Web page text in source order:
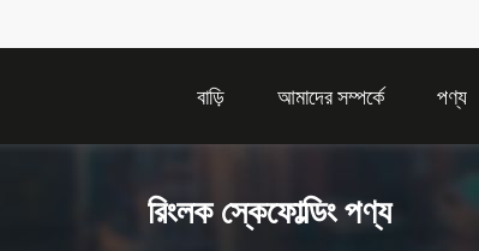
বাড়ি আমাদের সম্পর্কে পণ্য
রিংলক স্কেফোল্ডিং পণ্য